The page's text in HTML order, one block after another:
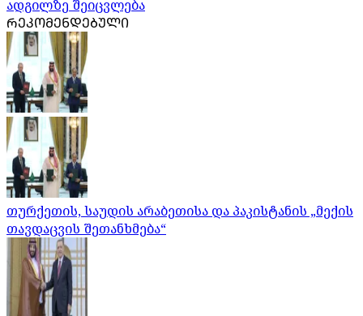
ადგილზე შეიცვლება
ᲠᲔᲙᲝᲛᲔᲜᲓᲔᲑᲣᲚᲘ
თურქეთის, საუდის არაბეთისა და პაკისტანის „მექის
თავდაცვის შეთანხმება“